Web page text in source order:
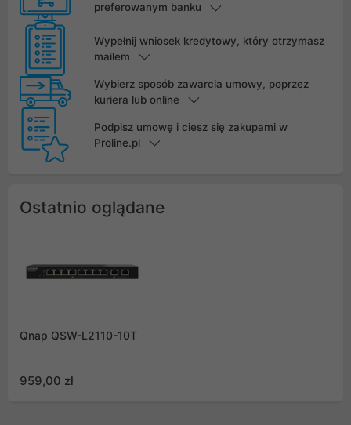
preferowanym banku
Wypełnij wniosek kredytowy, który otrzymasz
mailem
Wybierz sposób zawarcia umowy, poprzez
kuriera lub online
Podpisz umowę i ciesz się zakupami w
Proline.pl
Ostatnio oglądane
Qnap QSW-L2110-10T
959,00 zł